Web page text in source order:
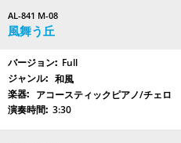
AL-841 M-08
風舞う丘
Full
和風
アコースティックピアノ/チェロ
3:30